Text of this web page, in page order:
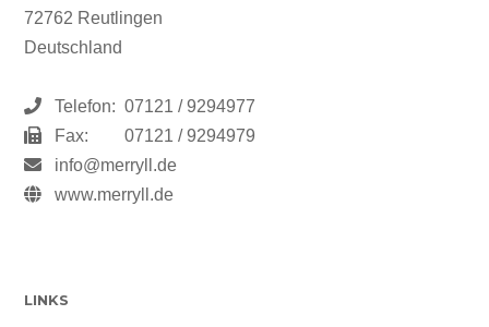
72762 Reutlingen
Deutschland
Telefon: 07121 / 9294977
Fax:
07121 / 9294979
info@merryll.de
www.merryll.de
LINKS